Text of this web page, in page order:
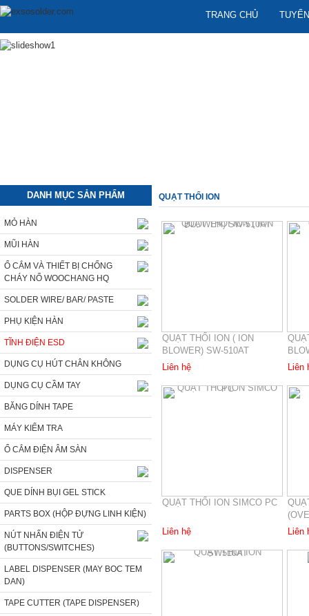
TRANG CHỦ
DANH MỤC SẢN PHẨM
MỎ HÀN
MŨI HÀN
Ổ CẮM VÀ THIẾT BỊ CHỐNG
CHÁY NỔ WOOCHANG HQ
SOLDER WIRE/ BAR/ PASTE
PHỤ KIỆN HÀN
TĨNH ĐIỆN ESD
DỤNG CỤ HÚT CHÂN KHÔNG
DỤNG CỤ CẦM TAY
BĂNG DÍNH TAPE
MÁY KIỂM TRA
Ổ CẮM ĐIỆN ÂM SÀN
DISPENSER
QUE DÍNH BỤI GEL STICK
PARTS BOX (HỘP ĐỰNG LINH KIỆN)
NÚT NHẤN ĐIỆN TỬ
(BUTTONS/SWITCHES)
LABEL DISPENSER (MAY BOC TEM
DAN)
TAPE CUTTER (TAPE DISPENSER)
QUẠT THỔI ION
QUẠT THỔI ION ( ION
BLOWER) SW-510AT
Liên hệ
Liên
QUẠT THỔI ION SIMCO PC
Liên hệ
Liên